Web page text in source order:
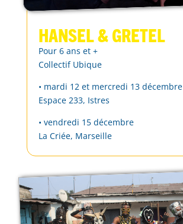
Hansel & Gretel
Pour 6 ans et +
Collectif Ubique
• mardi 12 et mercredi 13 décembre
Espace 233, Istres
• vendredi 15 décembre
La Criée, Marseille